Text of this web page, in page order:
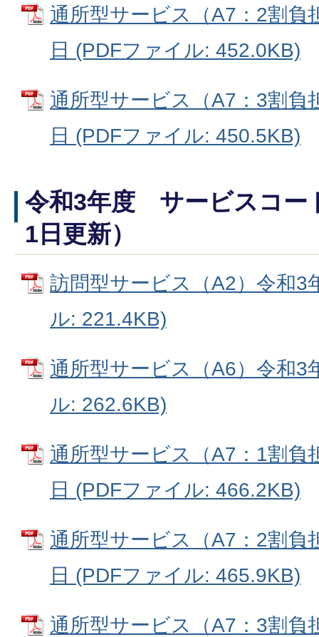
通所型サービス（A7：2割負
日 (PDFファイル: 452.0KB)
通所型サービス（A7：3割負
日 (PDFファイル: 450.5KB)
令和3年度 サービスコー
1日更新）
訪問型サービス（A2）令和3
ル: 221.4KB)
通所型サービス（A6）令和3
ル: 262.6KB)
通所型サービス（A7：1割負
日 (PDFファイル: 466.2KB)
通所型サービス（A7：2割負
日 (PDFファイル: 465.9KB)
通所型サービス（A7：3割負